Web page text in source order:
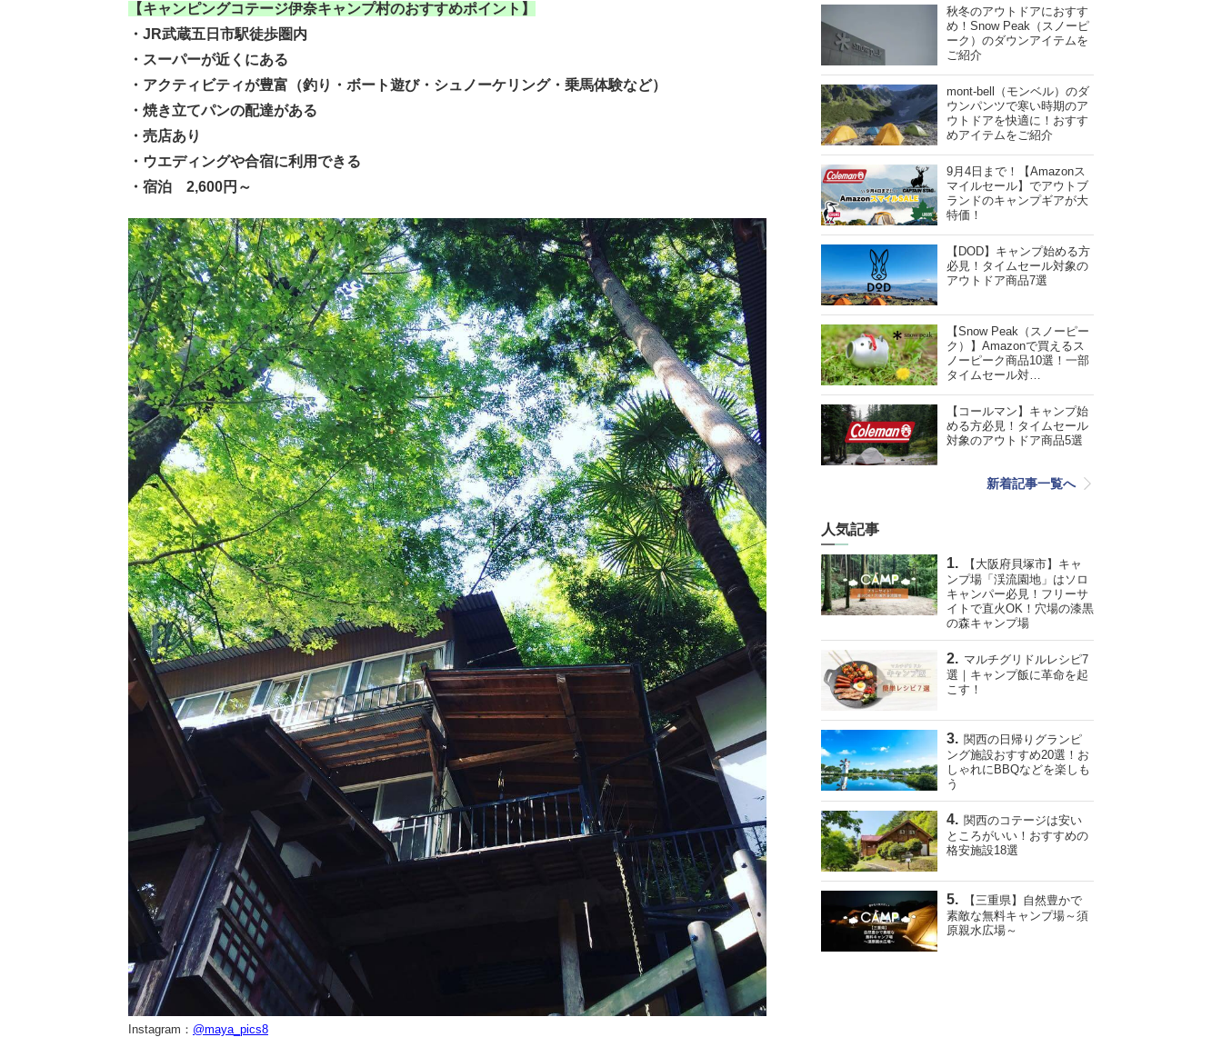
【キャンピングコテージ伊奈キャンプ村のおすすめポイント】
・JR武蔵五日市駅徒歩圏内
・スーパーが近くにある
・アクティビティが豊富（釣り・ボート遊び・シュノーケリング・乗馬体験など）
・焼き立てパンの配達がある
・売店あり
・ウエディングや合宿に利用できる
・宿泊 2,600円～
Instagram： @maya_pics8
秋冬のアウトドアにおすす
め！Snow Peak（スノーピ
ーク）のダウンアイテムを
ご紹介
mont-bell（モンベル）のダ
ウンパンツで寒い時期のア
ウトドアを快適に！おすす
めアイテムをご紹介
9月4日まで！【Amazonス
マイルセール】でアウトブ
ランドのキャンプギアが大
特価！
【DOD】キャンプ始める方
必見！タイムセール対象の
アウトドア商品7選
【Snow Peak（スノーピー
ク）】Amazonで買えるス
ノーピーク商品10選！一部
タイムセール対…
【コールマン】キャンプ始
める方必見！タイムセール
対象のアウトドア商品5選
新着記事一覧へ
人気記事
【大阪府貝塚市】キャ
ンプ場「渓流園地」はソロ
キャンパー必見！フリーサ
イトで直火OK！穴場の漆黒
の森キャンプ場
マルチグリドルレシピ7
選｜キャンプ飯に革命を起
こす！
関西の日帰りグランピ
ング施設おすすめ20選！お
しゃれにBBQなどを楽しも
う
関西のコテージは安い
ところがいい！おすすめの
格安施設18選
【三重県】自然豊かで
素敵な無料キャンプ場～須
原親水広場～